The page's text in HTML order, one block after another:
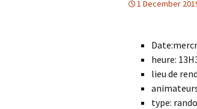
1 December
heure:
lieu de
type: